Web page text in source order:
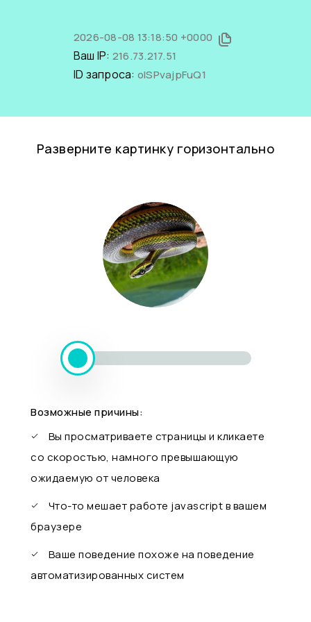
2026-08-08 13:18:50 +0000
Ваш IP: 216.73.217.51
ID запроса: oISPvajpFuQ1
Разверните картинку горизонтально
Возможные причины:
Вы просматриваете страницы и кликаете
со скоростью, намного превышающую
ожидаемую от человека
Что-то мешает работе javascript в вашем
браузере
Ваше поведение похоже на поведение
автоматизированных систем